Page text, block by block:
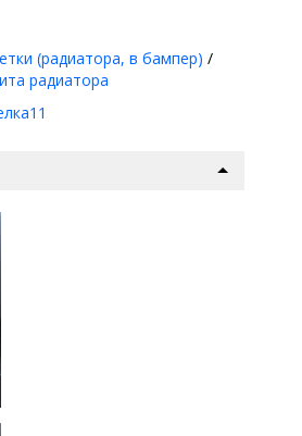
на сегодня.
мм)
авто
!
радиатора данного
(радиатора, в бампер) /
радиатора